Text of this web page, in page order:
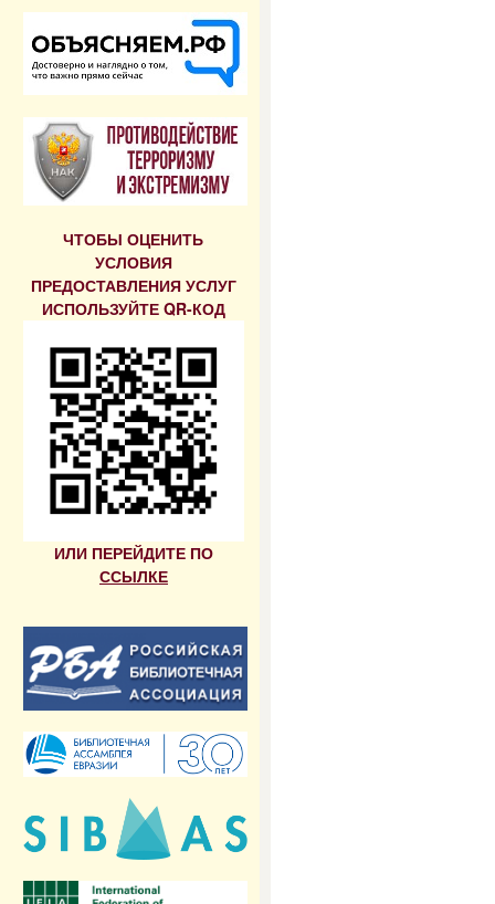
ЧТОБЫ ОЦЕНИТЬ
УСЛОВИЯ
ПРЕДОСТАВЛЕНИЯ УСЛУГ
ИСПОЛЬЗУЙТЕ QR-КОД
ИЛИ ПЕРЕЙДИТЕ ПО
ССЫЛКЕ